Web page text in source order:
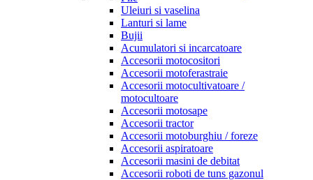
Uleiuri si vaselina
Lanturi si lame
Bujii
Acumulatori si incarcatoare
Accesorii motocositori
Accesorii motoferastraie
Accesorii motocultivatoare /
motocultoare
Accesorii motosape
Accesorii tractor
Accesorii motoburghiu / foreze
Accesorii aspiratoare
Accesorii masini de debitat
Accesorii roboti de tuns gazonul